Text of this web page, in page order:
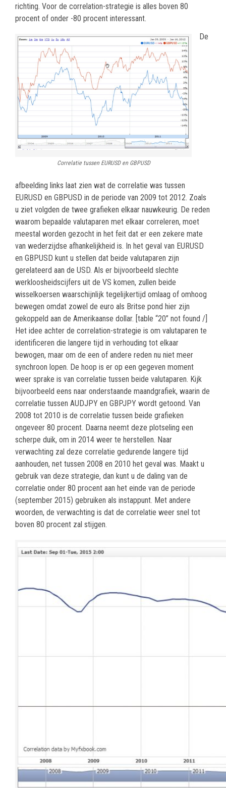
richting. Voor de correlation-strategie is alles boven 80
procent of onder -80 procent interessant.
Correlatie tussen EURUSD en GBPUSD
De
afbeelding links laat zien wat de correlatie was tussen
EURUSD en GBPUSD in de periode van 2009 tot 2012. Zoals
u ziet volgden de twee grafieken elkaar nauwkeurig. De reden
waarom bepaalde valutaparen met elkaar correleren, moet
meestal worden gezocht in het feit dat er een zekere mate
van wederzijdse afhankelijkheid is. In het geval van EURUSD
en GBPUSD kunt u stellen dat beide valutaparen zijn
gerelateerd aan de USD. Als er bijvoorbeeld slechte
werkloosheidscijfers uit de VS komen, zullen beide
wisselkoersen waarschijnlijk tegelijkertijd omlaag of omhoog
bewegen omdat zowel de euro als Britse pond hier zijn
gekoppeld aan de Amerikaanse dollar. [table “20” not found /]
Het idee achter de correlation-strategie is om valutaparen te
identificeren die langere tijd in verhouding tot elkaar
bewogen, maar om de een of andere reden nu niet meer
synchroon lopen. De hoop is er op een gegeven moment
weer sprake is van correlatie tussen beide valutaparen. Kijk
bijvoorbeeld eens naar onderstaande maandgrafiek, waarin de
correlatie tussen AUDJPY en GBPJPY wordt getoond. Van
2008 tot 2010 is de correlatie tussen beide grafieken
ongeveer 80 procent. Daarna neemt deze plotseling een
scherpe duik, om in 2014 weer te herstellen. Naar
verwachting zal deze correlatie gedurende langere tijd
aanhouden, net tussen 2008 en 2010 het geval was. Maakt u
gebruik van deze strategie, dan kunt u de daling van de
correlatie onder 80 procent aan het einde van de periode
(september 2015) gebruiken als instappunt. Met andere
woorden, de verwachting is dat de correlatie weer snel tot
boven 80 procent zal stijgen.